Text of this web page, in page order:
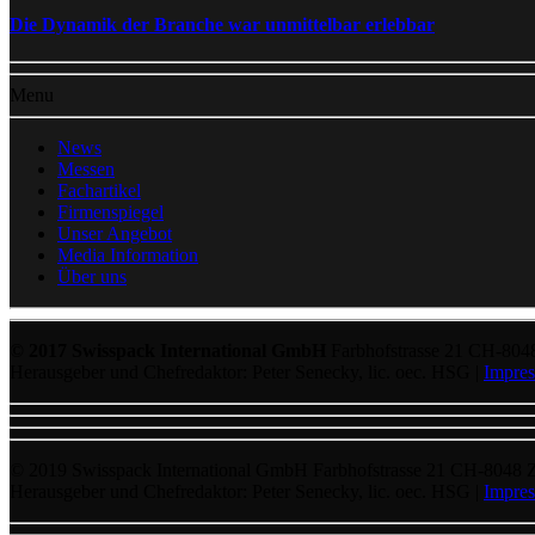
Die Dynamik der Branche war unmittelbar erlebbar
Menu
News
Messen
Fachartikel
Firmenspiegel
Unser Angebot
Media Information
Über uns